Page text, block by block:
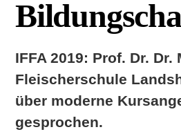
IFFA 2019: Prof. Dr.
Fleischerschule
über moderne
gesprochen.